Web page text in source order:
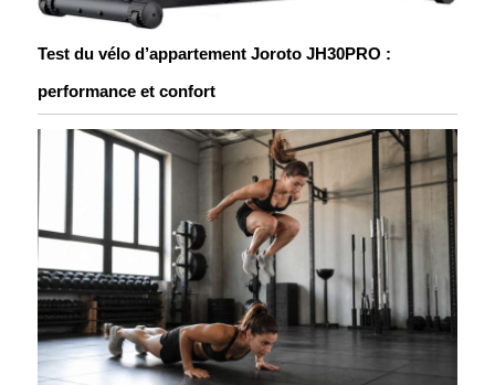
Test du vélo d’appartement Joroto JH30PRO :
performance et confort